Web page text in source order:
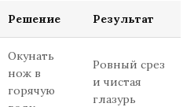
Решение Результат
Окунать
нож в
горячую
Ровный срез
и чистая
глазурь